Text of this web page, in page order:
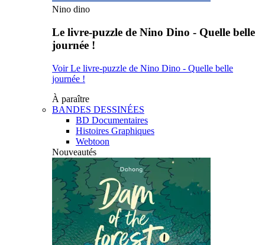
Nino dino
Le livre-puzzle de Nino Dino - Quelle belle
journée !
Voir Le livre-puzzle de Nino Dino - Quelle belle
journée !
À paraître
BANDES DESSINÉES
BD Documentaires
Histoires Graphiques
Webtoon
Nouveautés